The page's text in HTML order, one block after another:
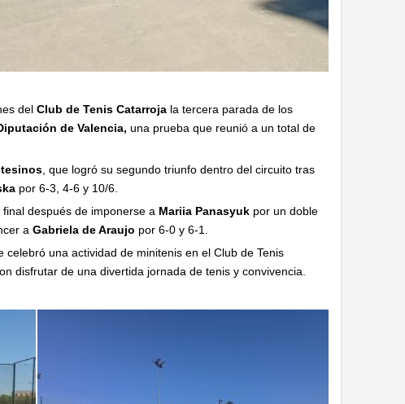
del Club de Tenis Catarroja la tercera parada de los
de Valencia, una prueba que reunió a un total de
, que logró su segundo triunfo dentro del circuito tras
por 6-3, 4-6 y 10/6.
después de imponerse a Mariia Panasyuk por un doble
a Gabriela de Araujo por 6-0 y 6-1.
celebró una actividad de minitenis en el Club de Tenis
disfrutar de una divertida jornada de tenis y convivencia.